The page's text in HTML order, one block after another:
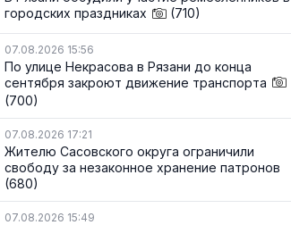
городских праздниках
(710)
07.08.2026 15:56
По улице Некрасова в Рязани до конца
сентября закроют движение транспорта
(700)
07.08.2026 17:21
Жителю Сасовского округа ограничили
свободу за незаконное хранение патронов
(680)
07.08.2026 15:49